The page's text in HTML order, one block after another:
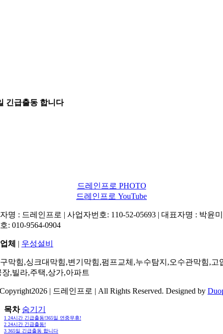
긴급출동 합니다
드레인프로 PHOTO
드레인프로 YouTube
명 : 드레인프로 | 사업자번호: 110-52-05693 | 대표자명 : 박윤
: 010-9564-0904
체 | 우성설비
막힘,싱크대막힘,변기막힘,펌프교체,누수탐지,오수관막힘,고
장,빌라,주택,상가,아파트
| 드레인프로 | All Rights Reserved. Designed by
목차 숨기기
1 24시간 긴급출동!365일 연중무휴!
2 24시간 긴급출동!
3 365일 긴급출동 합니다